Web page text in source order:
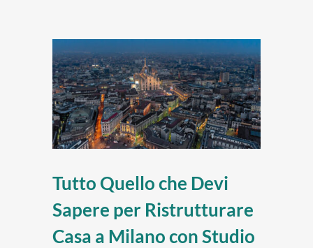
Tutto Quello che Devi
Sapere per Ristrutturare
Casa a Milano con Studio